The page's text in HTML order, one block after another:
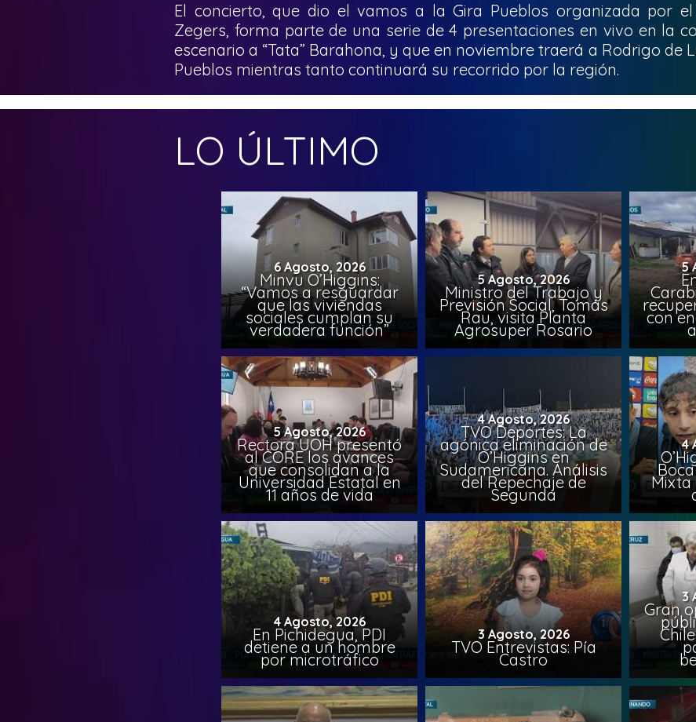
El concierto, que dio el vamos a la Gira Pueblos organizada por
Zegers, forma parte de una serie de 4 presentaciones en vivo en la
escenario a “Tata” Barahona, y que en noviembre traerá a Rodrigo de
Pueblos mientras tanto continuará su recorrido por la región.
LO ÚLTIMO
6 Agosto, 2026
Minvu O’Higgins:
“Vamos a resguardar
que las viviendas
sociales cumplan su
verdadera función”
5 Agosto, 2026
Ministro del Trabajo y
Previsión Social, Tomás
Rau, visita Planta
Agrosuper Rosario
5
con
5 Agosto, 2026
Rectora UOH presentó
al CORE los avances
que consolidan a la
Universidad Estatal en
11 años de vida
4 Agosto, 2026
TVO Deportes: La
agónica eliminación de
O’Higgins en
Sudamericana. Análisis
del Repechaje de
Segunda
4
Mixta
4 Agosto, 2026
En Pichidegua, PDI
detiene a un hombre
por microtráfico
3 Agosto, 2026
TVO Entrevistas: Pía
Castro
3
Gran